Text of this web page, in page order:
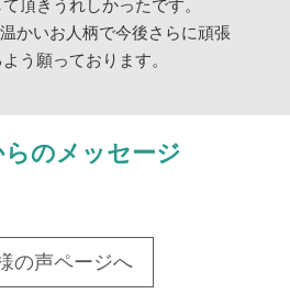
頂きうれしかったです。
かいお人柄で今後さらに頑張
う願っております。
のメッセージ
の声ページへ